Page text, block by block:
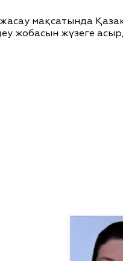
мақсатында
жобасын жүзеге